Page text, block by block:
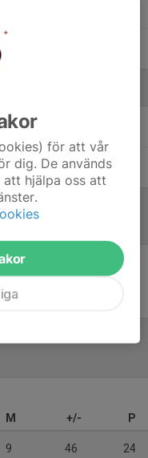
M +/- P
9 46 24
för att vår
dig. De används
hjälpa oss att